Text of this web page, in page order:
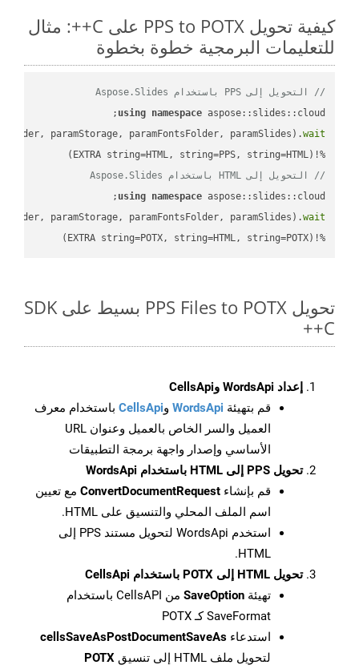
كيفية تحويل PPS to POTX على C++: مثال
للتعليمات البرمجية خطوة بخطوة
// التحويل إلى PPS باستخدام Aspose.Slides
using namespace
paramStorage, paramFontsFolder, paramSlides).wait
%!(EXTRA string=HTML, string=PPS, string=HTML)
// التحويل إلى HTML باستخدام Aspose.Slides
using namespace
paramStorage, paramFontsFolder, paramSlides).wait
%!(EXTRA string=POTX, string=HTML, string=POTX)
تحويل PPS Files to POTX بسيط على SDK
C++
إعداد WordsApi وCellsApi
قم بتهيئة WordsApi وCellsApi باستخدام معرف
العميل والسر الخاص بالعميل وعنوان URL
الأساسي وإصدار واجهة برمجة التطبيقات
تحويل PPS إلى HTML باستخدام WordsApi
قم بإنشاء ConvertDocumentRequest مع تعيين
اسم الملف المحلي والتنسيق على HTML.
استخدم WordsApi لتحويل مستند PPS إلى
HTML.
تحويل HTML إلى POTX باستخدام CellsApi
تهيئة SaveOption
من CellsAPI باستخدام
SaveFormat كـ POTX
استدعاء cellsSaveAsPostDocumentSaveAs
لتحويل ملف HTML إلى تنسيق
POTX